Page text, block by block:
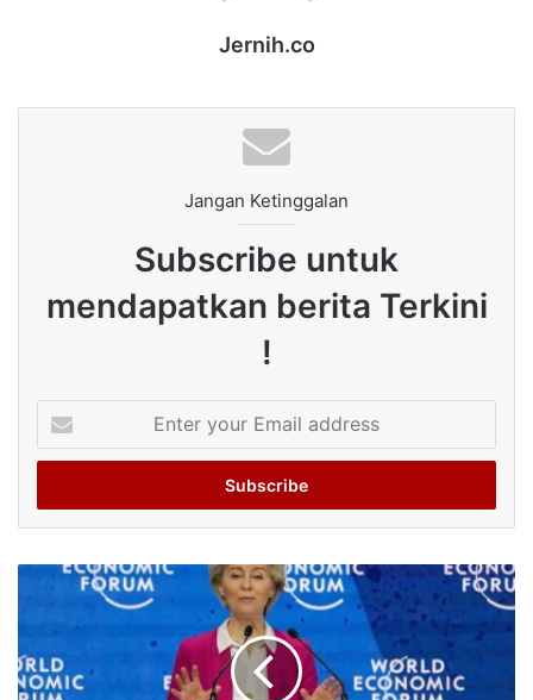
Jernih.co
Jangan Ketinggalan
Subscribe untuk
mendapatkan berita Terkini
!
your
Email